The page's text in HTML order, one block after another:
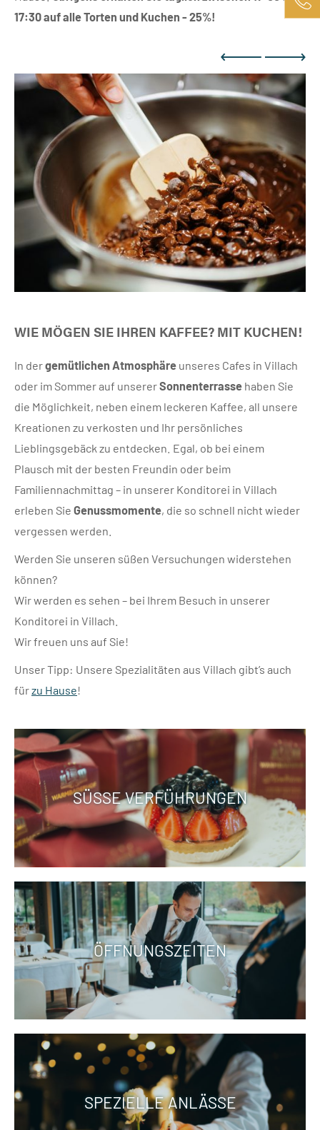
17:30 auf alle Torten und Kuchen - 25%!
WIE MÖGEN SIE IHREN KAFFEE? MIT KUCHEN!
In dergemütlichen Atmosphäre unseres Cafes in Villach
oder im Sommer auf unsererSonnenterrasse haben Sie
die Möglichkeit, neben einem leckeren Kaffee, all unsere
Kreationen zu verkosten und Ihr persönliches
Lieblingsgebäck zu entdecken. Egal, ob bei einem
Plausch mit der besten Freundin oder beim
Familiennachmittag – in unserer Konditorei in Villach
erleben Sie Genussmomente, die so schnell nicht wieder
vergessen werden.
Werden Sie unseren süßen Versuchungen widerstehen
können?
Wir werden es sehen – bei Ihrem Besuch in unserer
Konditorei in Villach.
Wir freuen uns auf Sie!
Unser Tipp: Unsere Spezialitäten aus Villach gibt’s auch
fürzu Hause!
SÜSSE VERFÜHRUNGEN
ÖFFNUNGSZEITEN
SPEZIELLE ANLÄSSE